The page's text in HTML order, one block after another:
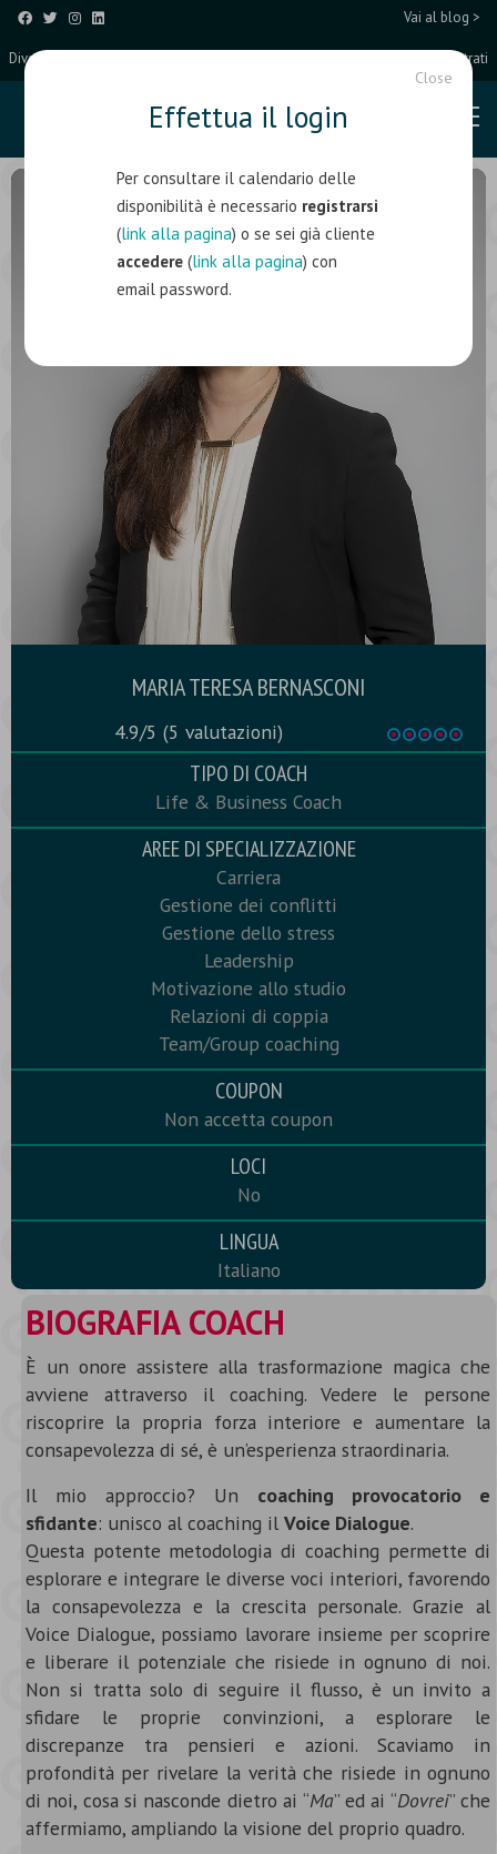
Vai al blog >
Diventa un Coach Partner Entra/Registrati
MARIA TERESA BERNASCONI
4.9/5 (5 valutazioni)
TIPO DI COACH
Life & Business Coach
AREE DI SPECIALIZZAZIONE
Carriera
Gestione dei conflitti
Gestione dello stress
Leadership
Motivazione allo studio
Relazioni di coppia
Team/Group coaching
COUPON
Non accetta coupon
LOCI
No
LINGUA
Italiano
BIOGRAFIA COACH
È un onore assistere alla trasformazione magica che
avviene attraverso il coaching. Vedere le persone
riscoprire la propria forza interiore e aumentare la
consapevolezza di sé, è un’esperienza straordinaria.
Il mio approccio? Un coaching provocatorio e
sfidante: unisco al coaching il Voice Dialogue.
Questa potente metodologia di coaching permette di
esplorare e integrare le diverse voci interiori, favorendo
la consapevolezza e la crescita personale. Grazie al
Voice Dialogue, possiamo lavorare insieme per scoprire
e liberare il potenziale che risiede in ognuno di noi.
Non si tratta solo di seguire il flusso, è un invito a
sfidare le proprie convinzioni, a esplorare le
discrepanze tra pensieri e azioni. Scaviamo in
profondità per rivelare la verità che risiede in ognuno
di noi, cosa si nasconde dietro ai “Ma” ed ai “Dovrei” che
affermiamo, ampliando la visione del proprio quadro.
Close
Effettua il login
Per consultare il calendario delle
disponibilità è necessario registrarsi
(link alla pagina) o se sei già cliente
accedere (link alla pagina) con
email password.